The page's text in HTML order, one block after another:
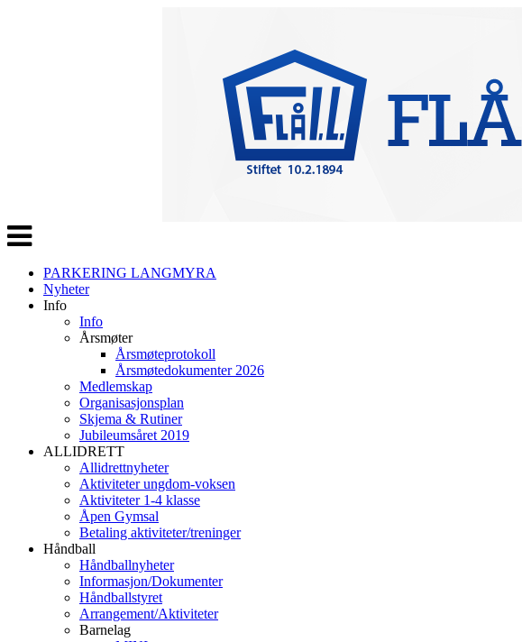
Veksle
navigasjon
PARKERING LANGMYRA
Nyheter
Info
Info
Årsmøter
Årsmøteprotokoll
Årsmøtedokumenter 2026
Medlemskap
Organisasjonsplan
Skjema & Rutiner
Jubileumsåret 2019
ALLIDRETT
Allidrettnyheter
Aktiviteter ungdom-voksen
Aktiviteter 1-4 klasse
Åpen Gymsal
Betaling aktiviteter/treninger
Håndball
Håndballnyheter
Informasjon/Dokumenter
Håndballstyret
Arrangement/Aktiviteter
Barnelag